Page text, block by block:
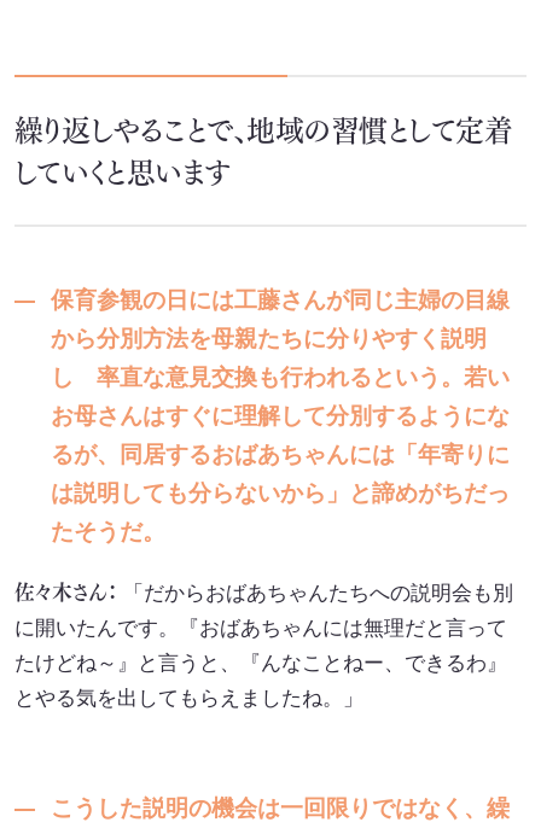
繰り返しやることで、地域の習慣として定着
していくと思います
保育参観の日には工藤さんが同じ主婦の目線
から分別方法を母親たちに分りやすく説明
し 率直な意見交換も行われるという。若い
お母さんはすぐに理解して分別するようにな
るが、同居するおばあちゃんには「年寄りに
は説明しても分らないから」と諦めがちだっ
たそうだ。
佐々木さん：
「だからおばあちゃんたちへの説明会も別
に開いたんです。『おばあちゃんには無理だと言って
たけどね～』と言うと、『んなことねー、できるわ』
とやる気を出してもらえましたね。」
こうした説明の機会は一回限りではなく、繰